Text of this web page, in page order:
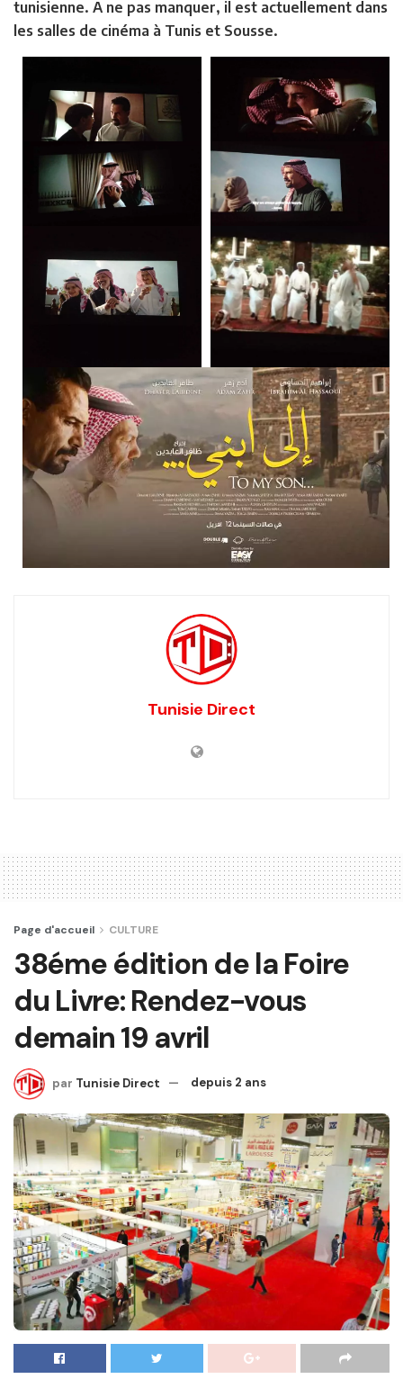
tunisienne. A ne pas manquer, il est actuellement dans
les salles de cinéma à Tunis et Sousse.
Tunisie Direct
Page d'accueil CULTURE
38éme édition de la Foire
du Livre: Rendez-vous
demain 19 avril
par Tunisie Direct depuis 2 ans